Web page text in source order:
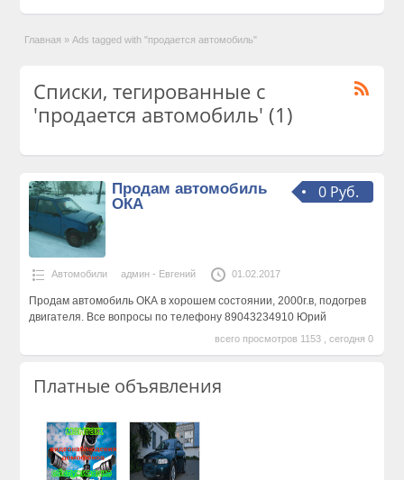
Главная » Ads tagged with "продается автомобиль"
Списки, тегированные с
'продается автомобиль' (1)
0 Руб.
Продам автомобиль
ОКА
Автомобили админ - Евгений 01.02.2017
Продам автомобиль ОКА в хорошем состоянии, 2000г.в, подогрев
двигателя. Все вопросы по телефону 89043234910 Юрий
всего просмотров 1153 , сегодня 0
Платные объявления